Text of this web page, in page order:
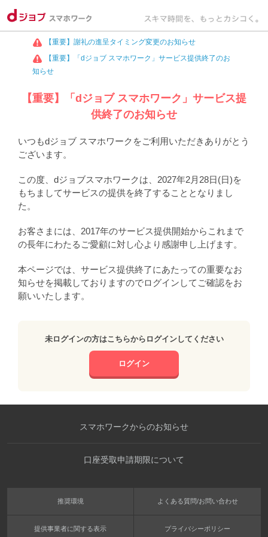
【重要】謝礼の進呈タイミング変更のお知らせ
【重要】「dジョブ スマホワーク」サービス提供終了のお
知らせ
【重要】「dジョブ スマホワーク」サービス提
供終了のお知らせ
いつもdジョブ スマホワークをご利用いただきありがとう
ございます。
この度、dジョブスマホワークは、2027年2月28日(日)を
もちましてサービスの提供を終了することとなりまし
た。
お客さまには、2017年のサービス提供開始からこれまで
の長年にわたるご愛顧に対し心より感謝申し上げます。
本ページでは、サービス提供終了にあたっての重要なお
知らせを掲載しておりますのでログインしてご確認をお
願いいたします。
未ログインの方はこちらからログインしてください
ログイン
スマホワークからのお知らせ
口座受取申請期限について
推奨環境 よくある質問/お問い合わせ
提供事業者に関する表示 プライバシーポリシー